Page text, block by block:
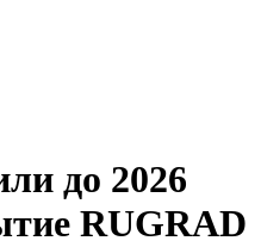
до 2026
RUGRAD